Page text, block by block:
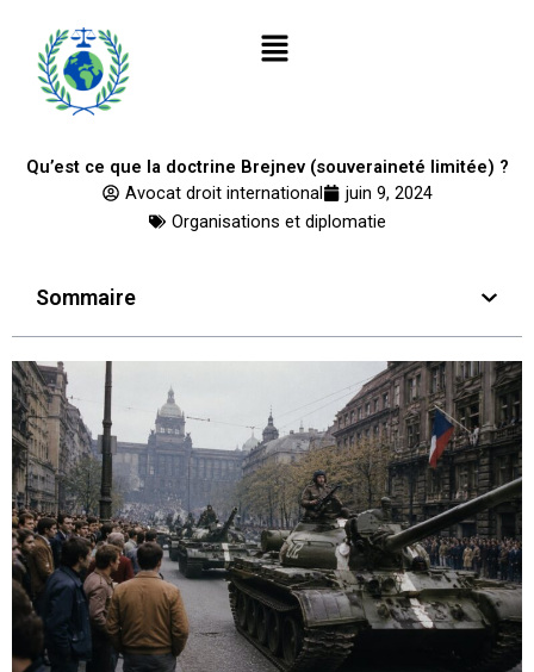
contenu
Menu
Qu’est ce que la doctrine Brejnev (souveraineté limitée) ?
Avocat droit international
juin 9, 2024
Organisations et diplomatie
Sommaire